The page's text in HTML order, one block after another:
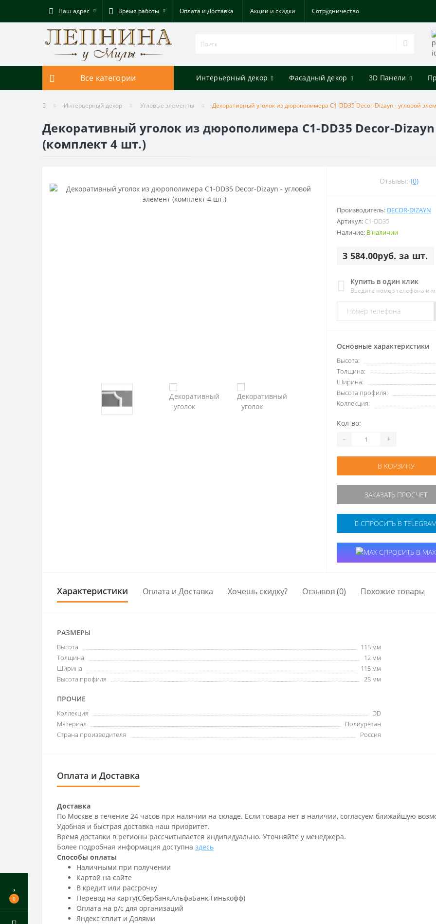
0
Наш адрес Время работы Оплата и Доставка Акции и скидки Cотрудничество
Все категории Интерьерный декор Фасадный декор 3D Панели
Интерьерный декор Угловые элементы Декоративный уголок из дюрополимера C1-DD35 Decor-Dizayn - угловой
Декоративный уголок из дюрополимера C1-DD35 Decor-
(комплект 4 шт.)
Отзывы: (0)
Производитель: DECOR-DIZAYN
Артикул: C1-DD35
Наличие: В наличии
3 584.00руб. за шт.
Купить в один клик
Введите номер телефона и
Основные характеристики
Высота:
Толщина:
Ширина:
Высота профиля:
Коллекция:
Кол-во:
- +
В КОРЗИНУ
ЗАКАЗАТЬ ПРОСЧЕТ
СПРОСИТЬ В TELEGRAM
СПРОСИТЬ В MAX
Характеристики Оплата и Доставка Хочешь скидку? Отзывов (0) Похожие товары
РАЗМЕРЫ
Высота
115 мм
Толщина
12 мм
Ширина
115 мм
Высота профиля
25 мм
ПРОЧИЕ
Коллекция
DD
Материал
Полиуретан
Страна производителя
Россия
Оплата и Доставка
Доставка
По Москве в течение 24 часов при наличии на складе. Если товара нет в наличии, согласуем ближайшую
Удобная и быстрая доставка наш приоритет.
Время доставки в регионы рассчитывается индивидуально. Уточняйте у менеджера.
Более подробная информация доступна здесь
Способы оплаты
Наличными при получении
Картой на сайте
В кредит или рассрочку
Перевод на карту(Сбербанк,АльфаБанк,Тинькофф)
Оплата на р/c для организаций
Яндекс сплит и Долями